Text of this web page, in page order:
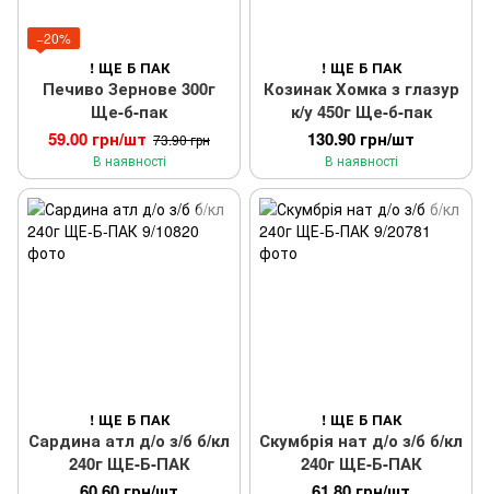
−20%
! ЩЕ Б ПАК
Печиво Зернове 300г
Ще-б-пак
59.00 грн/шт 73.90 грн
В наявності
! ЩЕ Б ПАК
Козинак Хомка з глазур
к/у 450г Ще-б-пак
130.90 грн/шт
В наявності
! ЩЕ Б ПАК
Сардина атл д/о з/б б/кл
240г ЩЕ-Б-ПАК
! ЩЕ Б ПАК
Скумбрія нат д/о з/б б/кл
240г ЩЕ-Б-ПАК